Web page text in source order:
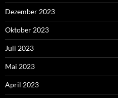
Dezember 2023
Oktober 2023
Juli 2023
Mai 2023
April 2023